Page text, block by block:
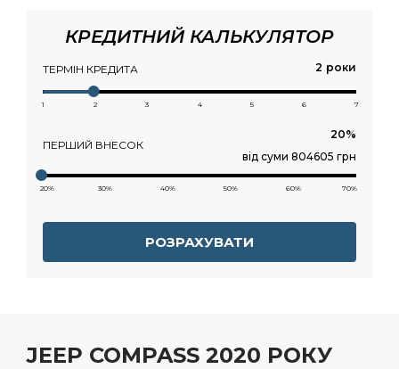
КРЕДИТНИЙ КАЛЬКУЛЯТОР
ТЕРМІН КРЕДИТА роки
1 2 3 4 5 6 7
ПЕРШИЙ ВНЕСОК
від суми 804605 грн
20% 30% 40% 50% 60% 70%
РОЗРАХУВАТИ
JEEP COMPASS 2020 РОКУ